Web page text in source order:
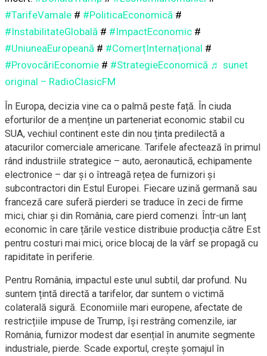
#TarifeVamale # #PoliticaEconomică #
#InstabilitateGlobală # #ImpactEconomic #
#UniuneaEuropeană # #ComerțInternațional #
#ProvocăriEconomie # #StrategieEconomică ♬ sunet
original – RadioClasicFM
În Europa, decizia vine ca o palmă peste față. În ciuda
eforturilor de a menține un parteneriat economic stabil cu
SUA, vechiul continent este din nou ținta predilectă a
atacurilor comerciale americane. Tarifele afectează în primul
rând industriile strategice – auto, aeronautică, echipamente
electronice – dar și o întreagă rețea de furnizori și
subcontractori din Estul Europei. Fiecare uzină germană sau
franceză care suferă pierderi se traduce în zeci de firme
mici, chiar și din România, care pierd comenzi. Într-un lanț
economic în care țările vestice distribuie producția către Est
pentru costuri mai mici, orice blocaj de la vârf se propagă cu
rapiditate în periferie.
Pentru România, impactul este unul subtil, dar profund. Nu
suntem țintă directă a tarifelor, dar suntem o victimă
colaterală sigură. Economiile mari europene, afectate de
restricțiile impuse de Trump, își restrâng comenzile, iar
România, furnizor modest dar esențial în anumite segmente
industriale, pierde. Scade exportul, crește șomajul în